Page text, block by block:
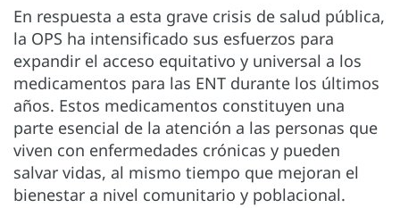
En respuesta a esta grave crisis de salud pública,
la OPS ha intensificado sus esfuerzos para
expandir el acceso equitativo y universal a los
medicamentos para las ENT durante los últimos
años. Estos medicamentos constituyen una
parte esencial de la atención a las personas que
viven con enfermedades crónicas y pueden
salvar vidas, al mismo tiempo que mejoran el
bienestar a nivel comunitario y poblacional.